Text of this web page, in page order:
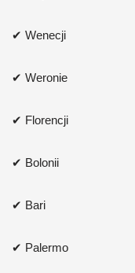
✔ Wenecji
✔ Weronie
✔ Florencji
✔ Bolonii
✔ Bari
✔ Palermo